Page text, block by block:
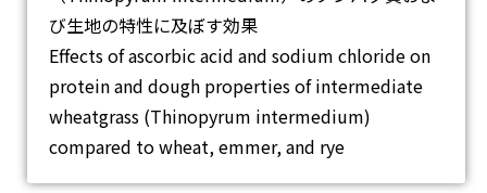
び生地の特性に及ぼす効果
Effects of ascorbic acid and sodium chloride on
protein and dough properties of intermediate
wheatgrass (Thinopyrum intermedium)
compared to wheat, emmer, and rye